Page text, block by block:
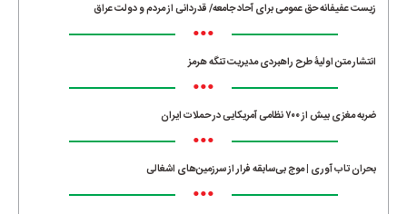
زیست عفیفانه حق عمومی برای آحاد جامعه/ قدردانی از مردم و دولت عراق
•••
انتشار متن اولیۀ طرح راهبردی مدیریت تنگه هرمز
•••
ضربه مغزی بیش از ۷۰۰ نظامی آمریکایی در حملات ایران
•••
بحران تاب آوری | موج بی‌سابقه فرار از سرزمین‌های اشغالی
•••